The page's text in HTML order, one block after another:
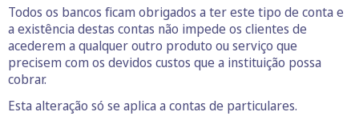
Todos os bancos ficam obrigados a ter este tipo de conta e
a existência destas contas não impede os clientes de
acederem a qualquer outro produto ou serviço que
precisem com os devidos custos que a instituição possa
cobrar.
Esta alteração só se aplica a contas de particulares.